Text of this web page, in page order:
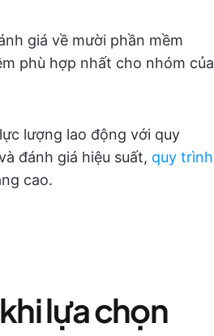
giá về mười phần mềm
phù hợp nhất cho nhóm của
lượng lao động với quy
đánh giá hiệu suất, quy trình
cao.
lựa chọn